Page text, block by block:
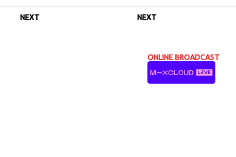
NEXT NEXT
ONLINE BROADCAST